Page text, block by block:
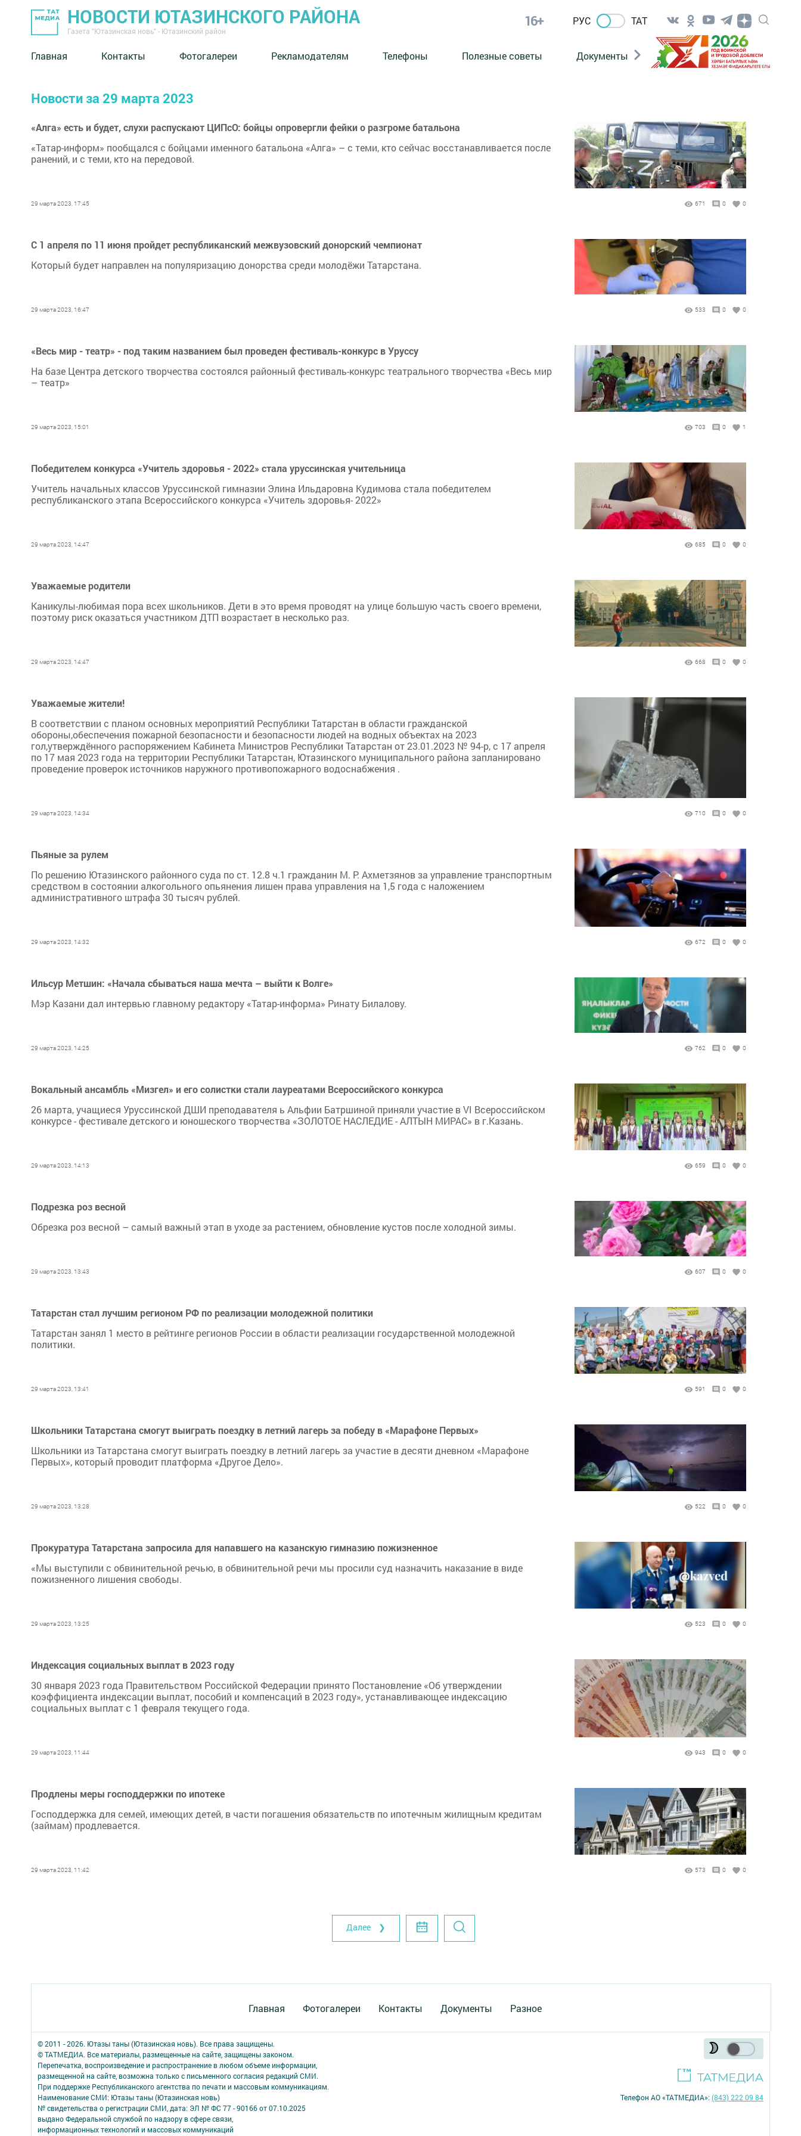
НОВОСТИ ЮТАЗИНСКОГО РАЙОНА
Газета "Ютазинская новь" - Ютазинский район
16+ РУС ТАТ
Главная Контакты Фотогалереи Рекламодателям Телефоны Полезные советы Документы Патриотизм
Новости за 29 марта 2023
«Алга» есть и будет, слухи распускают ЦИПсО: бойцы опровергли фейки о разгроме батальона
«Татар-информ» пообщался с бойцами именного батальона «Алга» – с теми, кто сейчас восстанавливается после
ранений, и с теми, кто на передовой.
29 марта 2023, 17:45 671 0 0
С 1 апреля по 11 июня пройдет республиканский межвузовский донорский чемпионат
Который будет направлен на популяризацию донорства среди молодёжи Татарстана.
29 марта 2023, 16:47 533 0 0
«Весь мир - театр» - под таким названием был проведен фестиваль-конкурс в Уруссу
На базе Центра детского творчества состоялся районный фестиваль-конкурс театрального творчества «Весь мир
– театр»
29 марта 2023, 15:01 703 0 1
Победителем конкурса «Учитель здоровья - 2022» стала уруссинская учительница
Учитель начальных классов Уруссинской гимназии Элина Ильдаровна Кудимова стала победителем
республиканского этапа Всероссийского конкурса «Учитель здоровья- 2022»
29 марта 2023, 14:47 685 0 0
Уважаемые родители
Каникулы-любимая пора всех школьников. Дети в это время проводят на улице большую часть своего времени,
поэтому риск оказаться участником ДТП возрастает в несколько раз.
29 марта 2023, 14:47 668 0 0
Уважаемые жители!
В соответствии с планом основных мероприятий Республики Татарстан в области гражданской
обороны,обеспечения пожарной безопасности и безопасности людей на водных объектах на 2023
гол,утверждённого распоряжением Кабинета Министров Республики Татарстан от 23.01.2023 № 94-р, с 17 апреля
по 17 мая 2023 года на территории Республики Татарстан, Ютазинского муниципального района запланировано
проведение проверок источников наружного противопожарного водоснабжения .
29 марта 2023, 14:34 710 0 0
Пьяные за рулем
По решению Ютазинского районного суда по ст. 12.8 ч.1 гражданин М. Р. Ахметзянов за управление транспортным
средством в состоянии алкогольного опьянения лишен права управления на 1,5 года с наложением
административного штрафа 30 тысяч рублей.
29 марта 2023, 14:32 672 0 0
Ильсур Метшин: «Начала сбываться наша мечта – выйти к Волге»
Мэр Казани дал интервью главному редактору «Татар-информа» Ринату Билалову.
29 марта 2023, 14:25 762 0 0
Вокальный ансамбль «Мизгел» и его солистки стали лауреатами Всероссийского конкурса
26 марта, учащиеся Уруссинской ДШИ преподавателя ь Альфии Батршиной приняли участие в VI Всероссийском
конкурсе - фестивале детского и юношеского творчества «ЗОЛОТОЕ НАСЛЕДИЕ - АЛТЫН МИРАС» в г.Казань.
29 марта 2023, 14:13 659 0 0
Подрезка роз весной
Обрезка роз весной – самый важный этап в уходе за растением, обновление кустов после холодной зимы.
29 марта 2023, 13:43 607 0 0
Татарстан стал лучшим регионом РФ по реализации молодежной политики
Татарстан занял 1 место в рейтинге регионов России в области реализации государственной молодежной
политики.
29 марта 2023, 13:41 591 0 0
Школьники Татарстана смогут выиграть поездку в летний лагерь за победу в «Марафоне Первых»
Школьники из Татарстана смогут выиграть поездку в летний лагерь за участие в десяти дневном «Марафоне
Первых», который проводит платформа «Другое Дело».
29 марта 2023, 13:28 522 0 0
Прокуратура Татарстана запросила для напавшего на казанскую гимназию пожизненное
«Мы выступили с обвинительной речью, в обвинительной речи мы просили суд назначить наказание в виде
пожизненного лишения свободы.
29 марта 2023, 13:25 523 0 0
Индексация социальных выплат в 2023 году
30 января 2023 года Правительством Российской Федерации принято Постановление «Об утверждении
коэффициента индексации выплат, пособий и компенсаций в 2023 году», устанавливающее индексацию
социальных выплат с 1 февраля текущего года.
29 марта 2023, 11:44 943 0 0
Продлены меры господдержки по ипотеке
Господдержка для семей, имеющих детей, в части погашения обязательств по ипотечным жилищным кредитам
(займам) продлевается.
29 марта 2023, 11:42 573 0 0
Далее ❯
Главная Фотогалереи Контакты Документы Разное
© 2011 - 2026. Ютазы таны (Ютазинская новь). Все права защищены.
© ТАТМЕДИА. Все материалы, размещенные на сайте, защищены законом.
Перепечатка, воспроизведение и распространение в любом объеме информации,
размещенной на сайте, возможна только с письменного согласия редакций СМИ.
При поддержке Республиканского агентства по печати и массовым коммуникациям.
Наименование СМИ: Ютазы таны (Ютазинская новь)
№ свидетельства о регистрации СМИ, дата: ЭЛ № ФС 77 - 90166 от 07.10.2025
выдано Федеральной службой по надзору в сфере связи,
информационных технологий и массовых коммуникаций
Телефон АО «ТАТМЕДИА»:(843) 222 09 84